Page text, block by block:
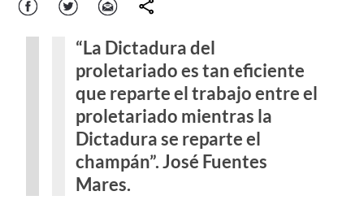
Facebook Twitter Correo comparte
“La Dictadura del
proletariado es tan eficiente
que reparte el trabajo entre el
proletariado mientras la
Dictadura se reparte el
champán”. José Fuentes
Mares.